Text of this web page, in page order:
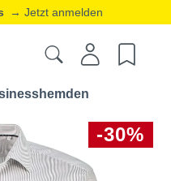
→ Jetzt anmelden
-30%